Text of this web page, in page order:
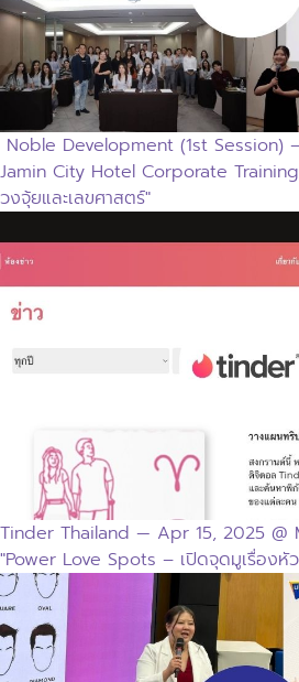
Noble Development (1st Session)
Jamin City Hotel Corporate
วงจุ้ยและเลขศาสตร์"
Tinder Thailand — Apr 15, 2025 @
"Power Love Spots – เปิดจุดมูเรื่องหัว